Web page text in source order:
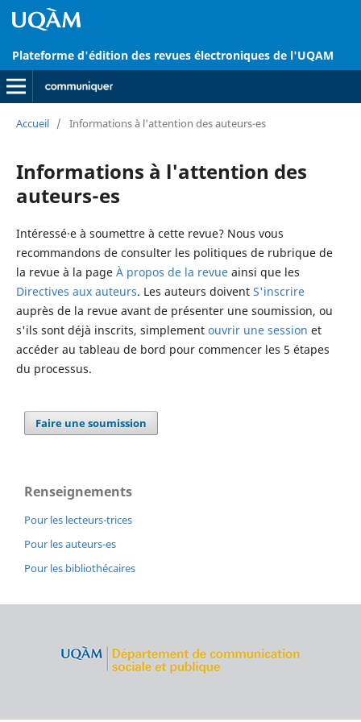
Plateforme d'édition des revues électroniques de l'UQAM
Accueil / Informations à l'attention des auteurs-es
Informations à l'attention des
auteurs-es
Intéressé·e à soumettre à cette revue? Nous vous
recommandons de consulter les politiques de rubrique de
la revue à la page À propos de la revueainsi que les
Directives aux auteurs. Les auteurs doivent S'inscrire
auprès de la revue avant de présenter une soumission, ou
s'ils sont déjà inscrits, simplement ouvrir une session et
accéder au tableau de bord pour commencer les 5 étapes
du processus.
Faire une soumission
Renseignements
Pour les lecteurs-trices
Pour les auteurs-es
Pour les bibliothécaires